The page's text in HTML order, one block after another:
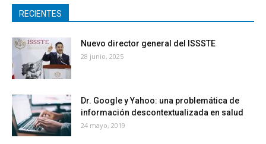
RECIENTES
Nuevo director general del ISSSTE
28 junio, 2025
Dr. Google y Yahoo: una problemática de
información descontextualizada en salud
24 mayo, 2019